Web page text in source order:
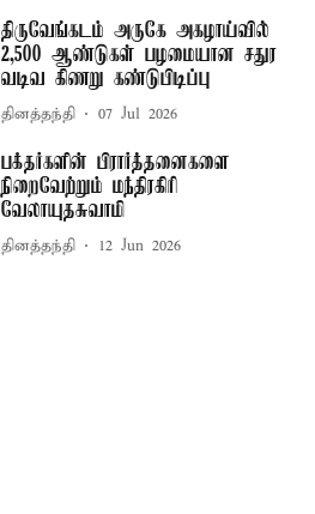
திருவேங்கடம் அருகே அகழாய்வில்
2,500 ஆண்டுகள் பழமையான சதுர
வடிவ கிணறு கண்டுபிடிப்பு
தினத்தந்தி 07 Jul 2026
பக்தர்களின் பிரார்த்தனைகளை
நிறைவேற்றும் மந்திரகிரி
வேலாயுதசுவாமி
தினத்தந்தி 12 Jun 2026